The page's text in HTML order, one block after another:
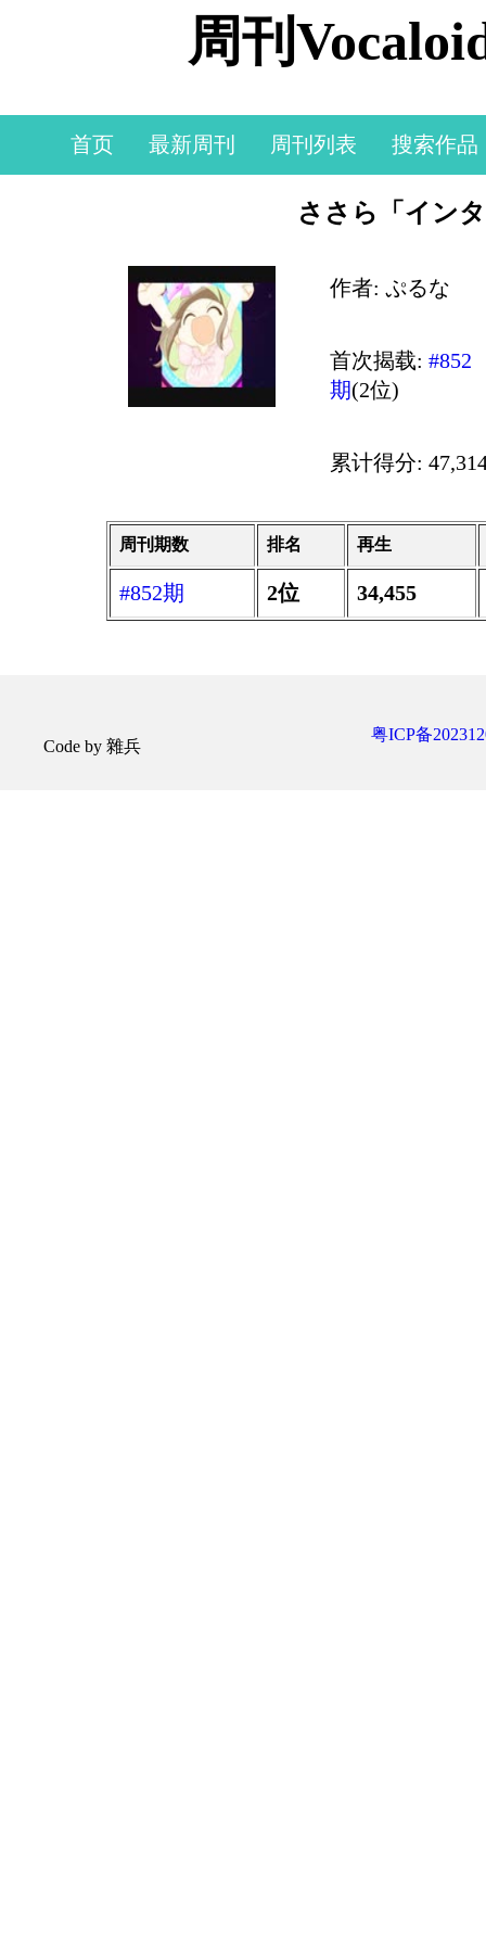
周刊
首页 最新周刊 周刊列表 搜索作品
ささら「イン
作者: ぷるな
首次揭载:#852
期(2位)
累计得分:
周刊期数 排名 再生
#852期 2位 34,455
Code by 雜兵
粤ICP备